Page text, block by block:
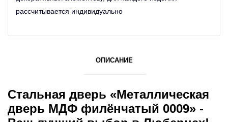
рассчитывается индивидуально
ОПИСАНИЕ
Стальная дверь «Металлическая
дверь МДФ филёнчатый 0009» -